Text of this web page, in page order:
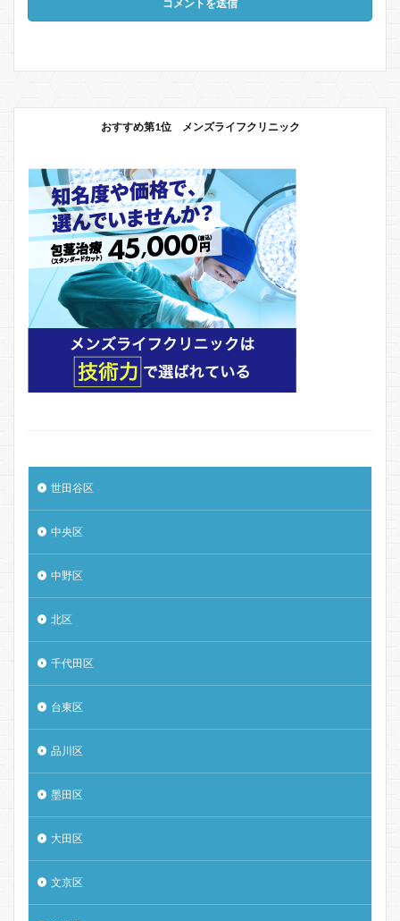
おすすめ第1位 メンズライフクリニック
世田谷区
中央区
中野区
北区
千代田区
台東区
品川区
墨田区
大田区
文京区